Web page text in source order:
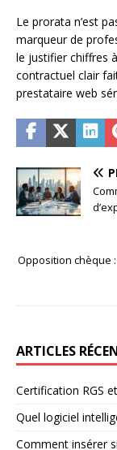
Le prorata n’est
marqueur de
le justifier chiffres
contractuel clair
prestataire web
Opposition chèque
ARTICLES
Certification RGS
Quel logiciel
Comment insérer